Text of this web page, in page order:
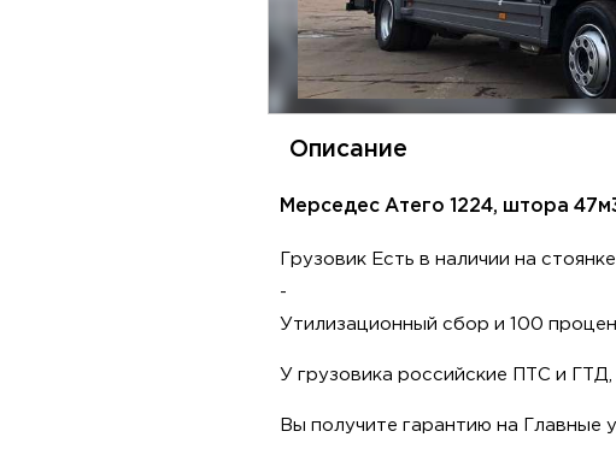
Описание
Мерседес Атего 1224, штора
Грузовик Есть в наличии на
-
Утилизационный сбор и 100
У грузовика российские ПТС и
Вы получите гарантию на Главные